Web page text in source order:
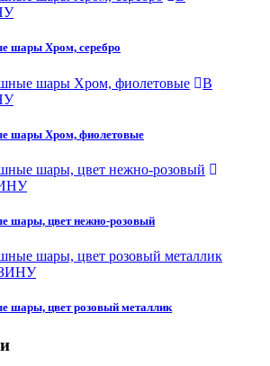
шары Хром, серебро
В
шары Хром, фиолетовые
шары, цвет нежно-розовый
шары, цвет розовый металлик